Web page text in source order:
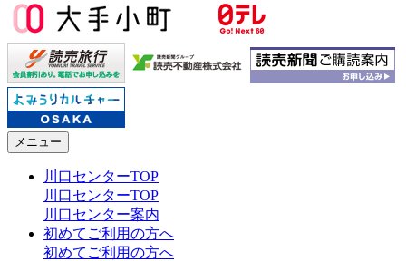
メニュー
川口センターTOP
川口センターTOP
川口センター案内
初めてご利用の方へ
初めてご利用の方へ